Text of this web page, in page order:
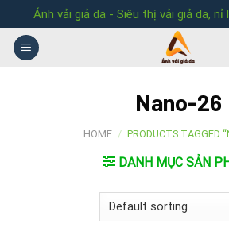
to
content
Ánh vải giả da - Siêu thị vải giả da, nỉ
Nano-26
HOME / PRODUCTS TAGGED
DANH MỤC SẢN